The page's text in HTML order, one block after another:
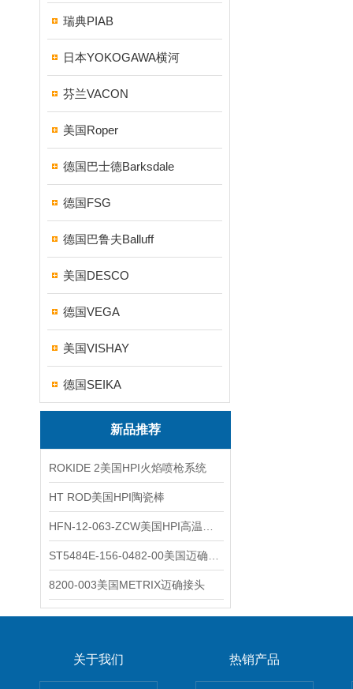
瑞典PIAB
日本YOKOGAWA横河
芬兰VACON
美国Roper
德国巴士德Barksdale
德国FSG
德国巴鲁夫Balluff
美国DESCO
德国VEGA
美国VISHAY
德国SEIKA
新品推荐
ROKIDE 2美国HPI火焰喷枪系统
HT ROD美国HPI陶瓷棒
8200-003美国METRIX迈确接头
关于我们 热销产品